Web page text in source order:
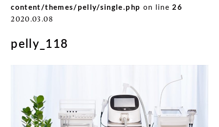
content/themes/pelly/single.php on line26
2020.03.08
pelly_118